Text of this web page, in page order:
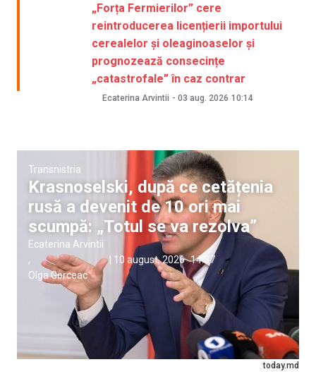
„Forța Fermierilor” cere
reintroducerea licențierii importului
cerealelor și oleaginoaselor și
prognozează consecințe
„catastrofale” în caz contrar
Ecaterina Arvintii - 03 aug. 2026 10:14
today.md
Transnistria
Krasnoselski, după ce cetățenia
rusă a devenit de 10 ori mai
scumpă: „Totul se va rezolva”
Ecaterina Arvintii
,
Olga Gorceac
10 august, 2026 14:37